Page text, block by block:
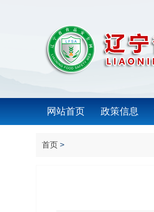
网站首页 政策信息
首页 >